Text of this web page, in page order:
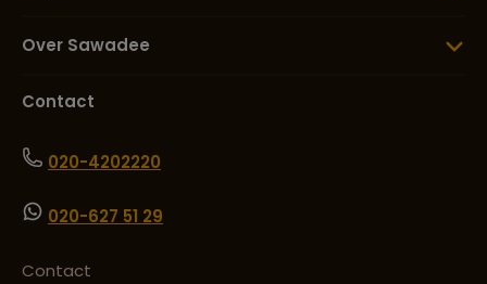
Over Sawadee
Contact
020-4202220
020-627 51 29
Contact